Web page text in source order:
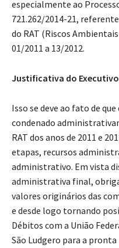
especialmente ao
721.262/2014-21,
do RAT (Riscos
01/2011 a 13/2012.
Justificativa do
Isso se deve ao fato de
condenado
RAT dos anos de 2011 e
etapas, recursos
administrativo. Em vista
administrativa final,
valores originários das
e desde logo tornando
Débitos com a União
São Ludgero para a